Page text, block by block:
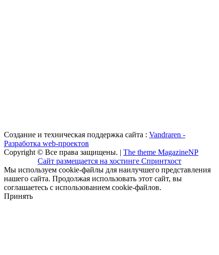
Создание и техническая поддержка сайта : Vandraren -
Разработка web-проектов
Copyright © Все права защищены. | The theme MagazineNP
Сайт размещается на хостинге Спринтхост
Мы используем cookie-файлы для наилучшего представления
нашего сайта. Продолжая использовать этот сайт, вы
соглашаетесь с использованием cookie-файлов.
Принять